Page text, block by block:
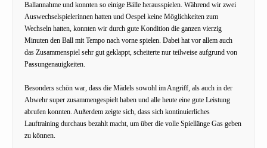
Ballannahme und konnten so einige Bälle herausspielen. Während wir zwei
Auswechselspielerinnen hatten und Oespel keine Möglichkeiten zum
Wechseln hatten, konnten wir durch gute Kondition die ganzen vierzig
Minuten den Ball mit Tempo nach vorne spielen. Dabei hat vor allem auch
das Zusammenspiel sehr gut geklappt, scheiterte nur teilweise aufgrund von
Passungenauigkeiten.
Besonders schön war, dass die Mädels sowohl im Angriff, als auch in der
Abwehr super zusammengespielt haben und alle heute eine gute Leistung
abrufen konnten. Außerdem zeigte sich, dass sich kontinuierliches
Lauftraining durchaus bezahlt macht, um über die volle Spiellänge Gas geben
zu können.